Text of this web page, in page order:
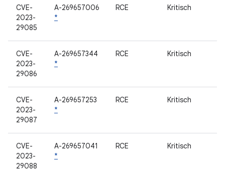
CVE-
2023-
29085
A-269657006
*
RCE Kritisch
CVE-
2023-
29086
A-269657344
*
RCE Kritisch
CVE-
2023-
29087
A-269657253
*
RCE Kritisch
CVE-
2023-
29088
A-269657041
*
RCE Kritisch